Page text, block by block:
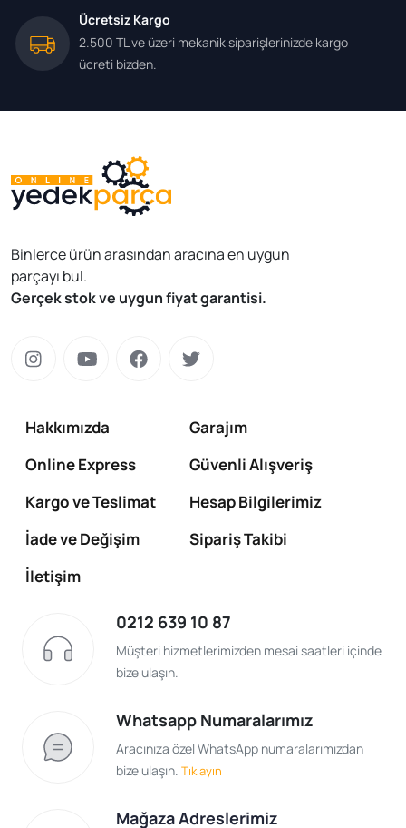
Ücretsiz Kargo
2.500 TL ve üzeri mekanik siparişlerinizde kargo
ücreti bizden.
Binlerce ürün arasından aracına en uygun
parçayı bul.
Gerçek stok ve uygun fiyat garantisi.
Hakkımızda
Garajım
Online Express
Güvenli Alışveriş
Kargo ve Teslimat
Hesap Bilgilerimiz
İade ve Değişim
Sipariş Takibi
İletişim
0212 639 10 87
Müşteri hizmetlerimizden mesai saatleri içinde
bize ulaşın.
Whatsapp Numaralarımız
Aracınıza özel WhatsApp numaralarımızdan
bize ulaşın. Tıklayın
Mağaza Adreslerimiz